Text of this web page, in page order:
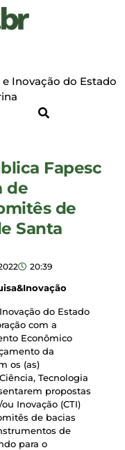
Inovação do Estado
Fapesc
de
de
Santa
20:39
do Estado
com a
Econômico
da
os (as)
Tecnologia
propostas
Inovação (CTI)
de bacias
de
para o